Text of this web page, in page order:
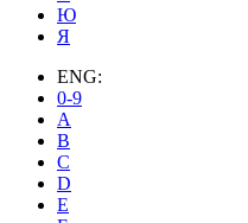
Ю
Я
ENG:
0-9
A
B
C
D
E